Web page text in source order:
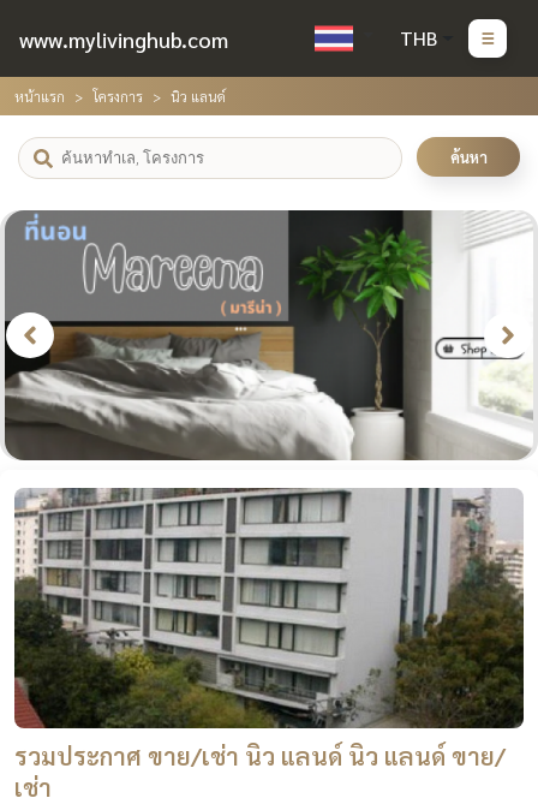
www.mylivinghub.com THB
หน้าแรก โครงการ นิว แลนด์
ค้นหา
รวมประกาศ ขาย/เช่า นิว แลนด์ นิว แลนด์ ขาย/
เช่า